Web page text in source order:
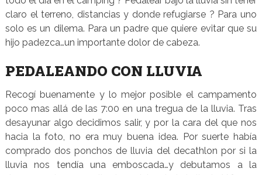
claro el terreno, distancias y donde refugiarse ? Para uno
solo es un dilema. Para un padre que quiere evitar que su
hijo padezca…un importante dolor de cabeza.
PEDALEANDO CON LLUVIA
Recogí buenamente y lo mejor posible el campamento
poco mas allá de las 7:00 en una tregua de la lluvia. Tras
desayunar algo decidimos salir, y por la cara del que nos
hacia la foto, no era muy buena idea. Por suerte había
comprado dos ponchos de lluvia del decathlon por si la
lluvia nos tendía una emboscada…y debutamos a la